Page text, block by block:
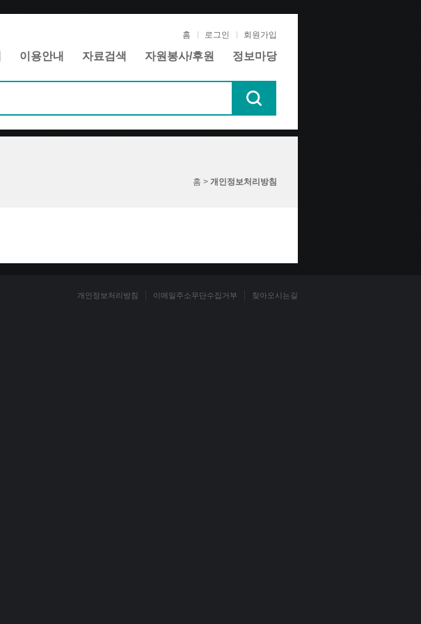
홈 로그인 회원가입
이용안내 자료검색 자원봉사/후원 정보마당
홈 > 개인정보처리방침
개인정보처리방침 이메일주소무단수집거부 찾아오시는길